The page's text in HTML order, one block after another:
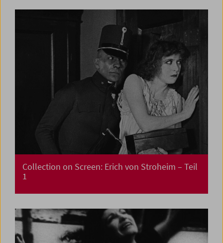
Collection on Screen: Erich von Stroheim – Teil
1